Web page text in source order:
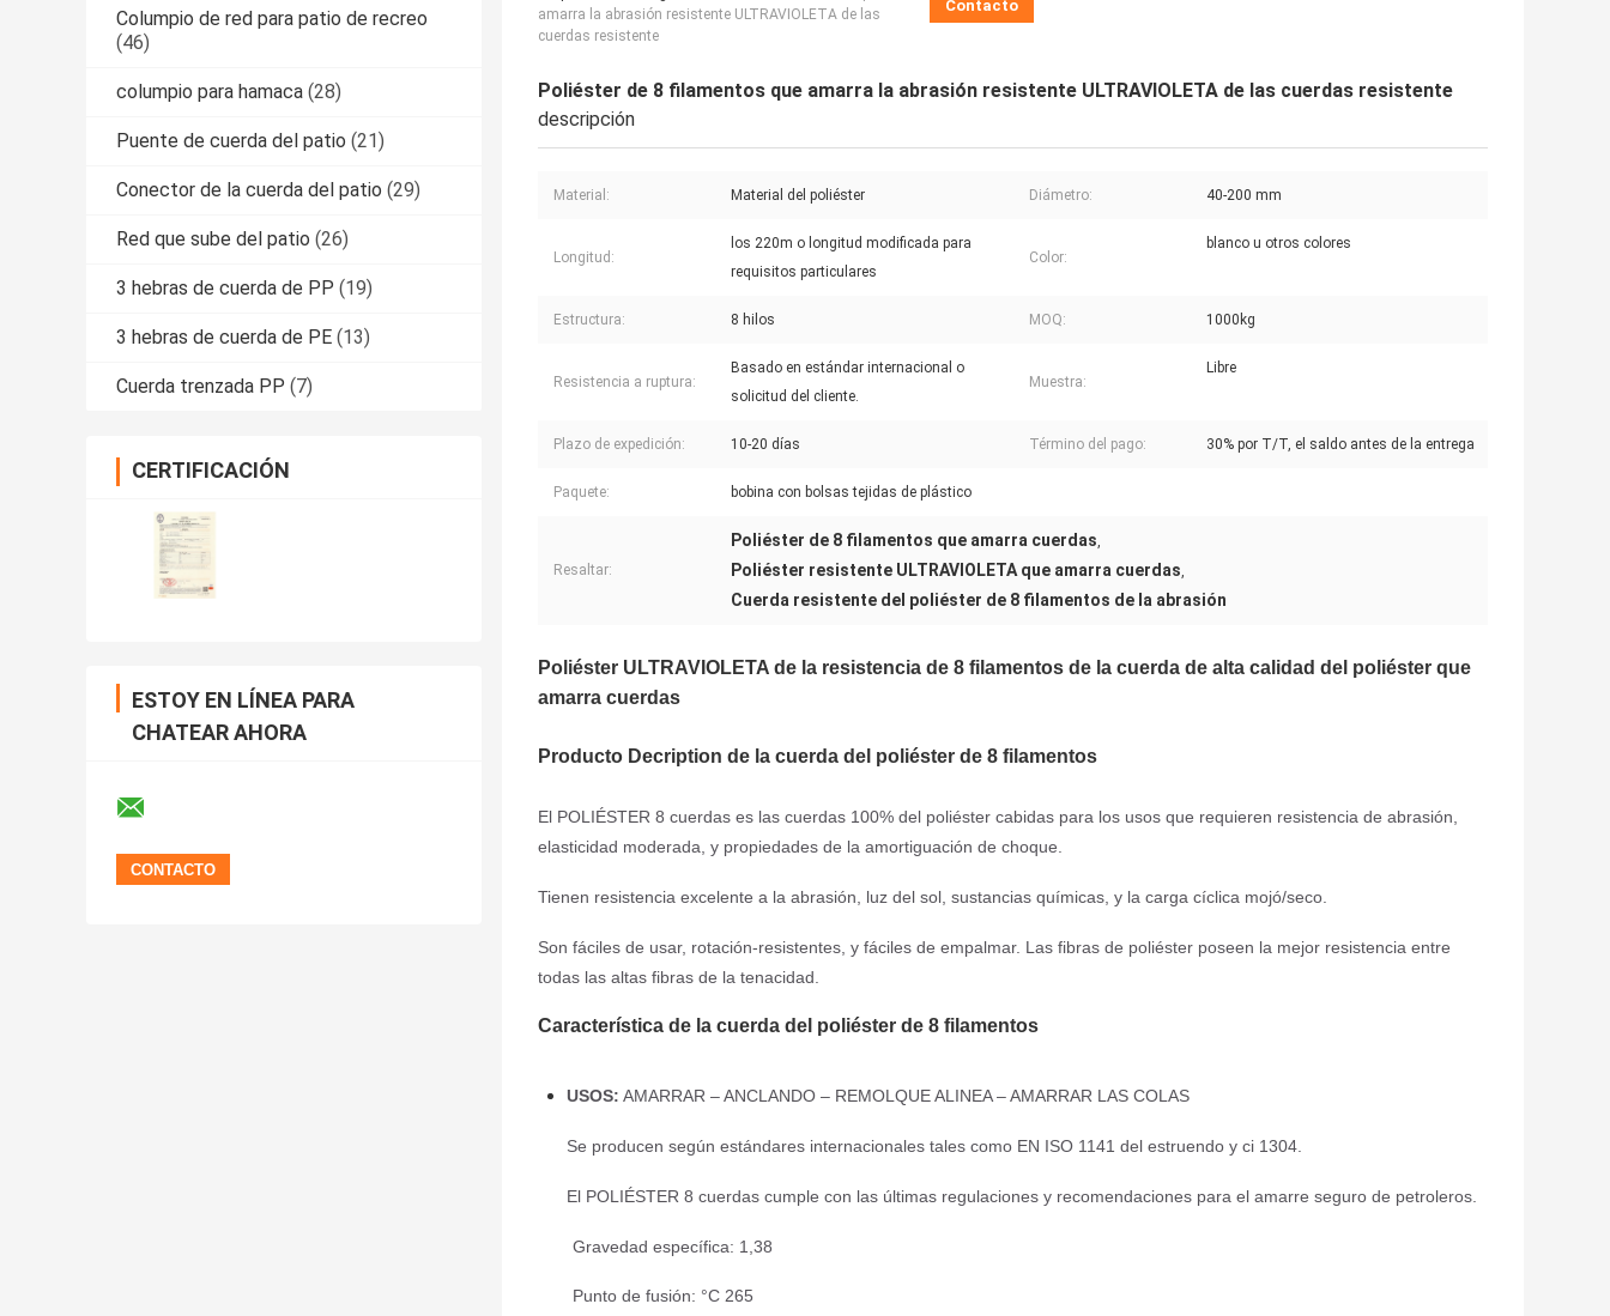
Columpio de red para patio de recreo
(46)
columpio para hamaca (28)
Puente de cuerda del patio (21)
Conector de la cuerda del patio (29)
Red que sube del patio (26)
3 hebras de cuerda de PP (19)
3 hebras de cuerda de PE (13)
Cuerda trenzada PP (7)
CERTIFICACIÓN
ESTOY EN LÍNEA PARA
CHATEAR AHORA
amarra la abrasión resistente ULTRAVIOLETA de las
cuerdas resistente
Contacto
Poliéster de 8 filamentos que amarra la abrasión resistente ULTRAVIOLETA de las cuerdas resistente
descripción
Material: Material del poliéster Diámetro: 40-200 mm
Longitud:
los 220m o longitud modificada para
requisitos particulares
Color:
blanco u otros colores
Estructura: 8 hilos MOQ: 1000kg
Resistencia a ruptura:
Basado en estándar internacional o
solicitud del cliente.
Muestra:
Libre
Plazo de expedición: 10-20 días Término del pago: 30% por T/T, el saldo antes de la entrega
Paquete: bobina con bolsas tejidas de plástico
Resaltar:
Poliéster de 8 filamentos que amarra cuerdas,
Poliéster resistente ULTRAVIOLETA que amarra cuerdas,
Cuerda resistente del poliéster de 8 filamentos de la abrasión
Poliéster ULTRAVIOLETA de la resistencia de 8 filamentos de la cuerda de alta calidad del poliéster que
amarra cuerdas
Producto Decription de la cuerda del poliéster de 8 filamentos
El POLIÉSTER 8 cuerdas es las cuerdas 100% del poliéster cabidas para los usos que requieren resistencia de abrasión,
elasticidad moderada, y propiedades de la amortiguación de choque.
Tienen resistencia excelente a la abrasión, luz del sol, sustancias químicas, y la carga cíclica mojó/seco.
Son fáciles de usar, rotación-resistentes, y fáciles de empalmar. Las fibras de poliéster poseen la mejor resistencia entre
todas las altas fibras de la tenacidad.
Característica de la cuerda del poliéster de 8 filamentos
USOS: AMARRAR – ANCLANDO – REMOLQUE ALINEA – AMARRAR LAS COLAS
Se producen según estándares internacionales tales como EN ISO 1141 del estruendo y ci 1304.
El POLIÉSTER 8 cuerdas cumple con las últimas regulaciones y recomendaciones para el amarre seguro de petroleros.
Gravedad específica: 1,38
Punto de fusión: °C 265